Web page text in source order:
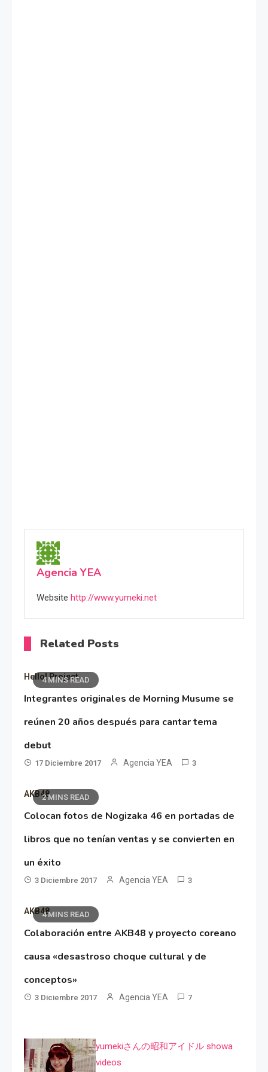
Agencia YEA
Website http://www.yumeki.net
Related Posts
4 MINS READ
Hello! Project
Integrantes originales de Morning Musume se
reúnen 20 años después para cantar tema
debut
17 Diciembre 2017 Agencia YEA 3
2 MINS READ
AKB48
Colocan fotos de Nogizaka 46 en portadas de
libros que no tenían ventas y se convierten en
un éxito
3 Diciembre 2017 Agencia YEA 3
4 MINS READ
AKB48
Colaboración entre AKB48 y proyecto coreano
causa «desastroso choque cultural y de
conceptos»
3 Diciembre 2017 Agencia YEA 7
yumekiさんの昭和アイドル showa
videos